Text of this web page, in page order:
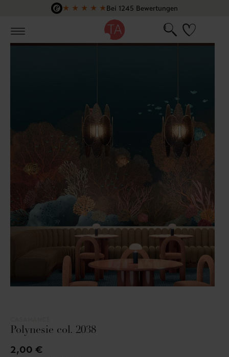
Zum Hauptinhalt springen
★ ★ ★ ★ ★Bei 1245 Bewertungen
Polynesie col. 2038
2,00 €